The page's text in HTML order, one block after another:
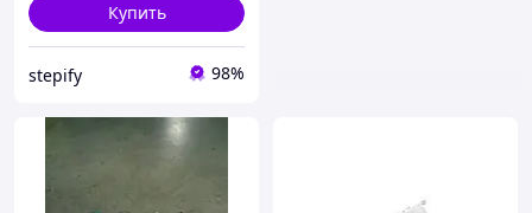
Купить
stepify 98%